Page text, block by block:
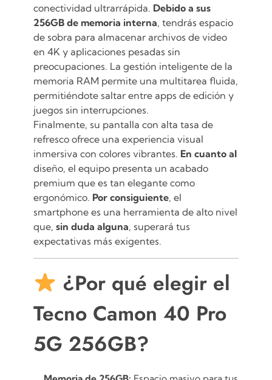
conectividad ultrarrápida. Debido a sus
256GB de memoria interna, tendrás espacio
de sobra para almacenar archivos de video
en 4K y aplicaciones pesadas sin
preocupaciones. La gestión inteligente de la
memoria RAM permite una multitarea fluida,
permitiéndote saltar entre apps de edición y
juegos sin interrupciones.
Finalmente, su pantalla con alta tasa de
refresco ofrece una experiencia visual
inmersiva con colores vibrantes. En cuanto al
diseño, el equipo presenta un acabado
premium que es tan elegante como
ergonómico. Por consiguiente, el
smartphone es una herramienta de alto nivel
que, sin duda alguna, superará tus
expectativas más exigentes.
¿Por qué elegir el
Tecno Camon 40 Pro
5G 256GB?